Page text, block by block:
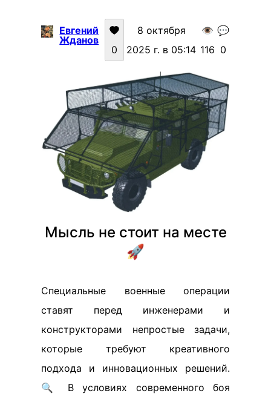
Евгений
Жданов
0
8 октября
2025 г. в 05:14
👁️
116
💬
0
Мысль не стоит на месте
🚀
Специальные военные операции
ставят перед инженерами и
конструкторами непростые задачи,
которые требуют креативного
подхода и инновационных решений.
🔍 В условиях современного боя